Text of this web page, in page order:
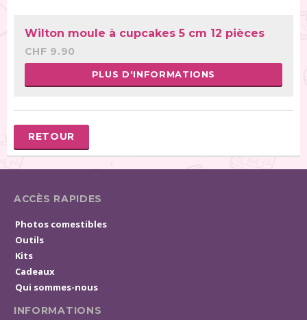
Wilton moule à cupcakes 5 cm 12 pièces
CHF 9.90
PLUS D'INFORMATIONS
RETOUR
ACCÈS RAPIDES
Photos comestibles
Outils
Kits
Cadeaux
Qui sommes-nous
INFORMATIONS